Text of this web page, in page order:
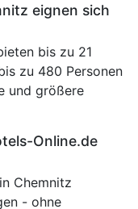
eignen sich
bis zu 21
zu 480 Personen
und größere
Online.de
Chemnitz
- ohne